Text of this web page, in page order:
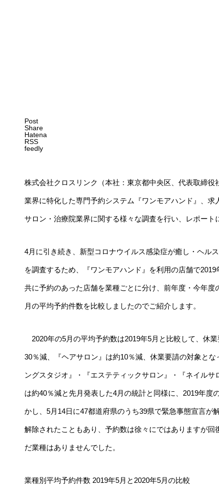
Post
Share
Hatena
RSS
feedly
株式会社クロスリンク（本社：東京都中央区、代表取締
業界に特化した専門予約システム『ワンモアハンド』、
サロン・治療院業界に関する様々な調査を行い、レポート
4月に引き続き、新型コロナウイルス感染症が癒し・ヘル
を調査するため、『ワンモアハンド』を利用の店舗で
共に予約のあった店舗を業種ごとに分け、前年度・今年
月の平均予約件数を比較しましたのでご紹介します。
2020年の5月の平均予約数は2019年5月と比較して、休
30％減、『ヘアサロン』は約10％減、休業要請の対象と
ングスタジオ』・『エステティックサロン』・『ネイル
は約40％減と先月発表した4月の統計と同様に、2019年度
かし、5月14日に47都道府県のうち39県で緊急事態宣言が
解除されたこともあり、予約数は徐々にではありますが
だ業種はありませんでした。
業種別平均予約件数 2019年5月と2020年5月の比較